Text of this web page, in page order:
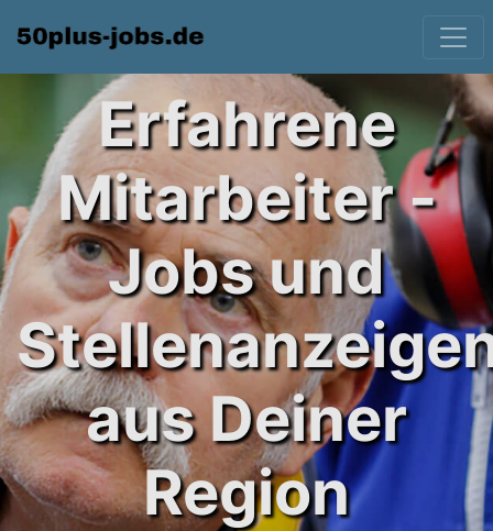
Erfahrene
Mitarbeiter -
Jobs und
aus Deiner
Region